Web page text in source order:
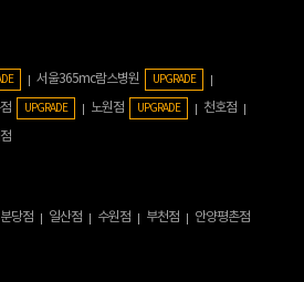
서울365mc람스병원 UPGRADE
UPGRADE 노원점 UPGRADE
천호점
분당점 일산점 수원점 부천점 안양평촌점